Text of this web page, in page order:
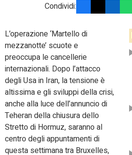
Condividi:
L’operazione ‘Martello di
mezzanotte’ scuote e
preoccupa le cancellerie
internazionali. Dopo l’attacco
degli Usa in Iran, la tensione è
altissima e gli sviluppi della crisi,
anche alla luce dell’annuncio di
Teheran della chiusura dello
Stretto di Hormuz, saranno al
centro degli appuntamenti di
questa settimana tra Bruxelles,